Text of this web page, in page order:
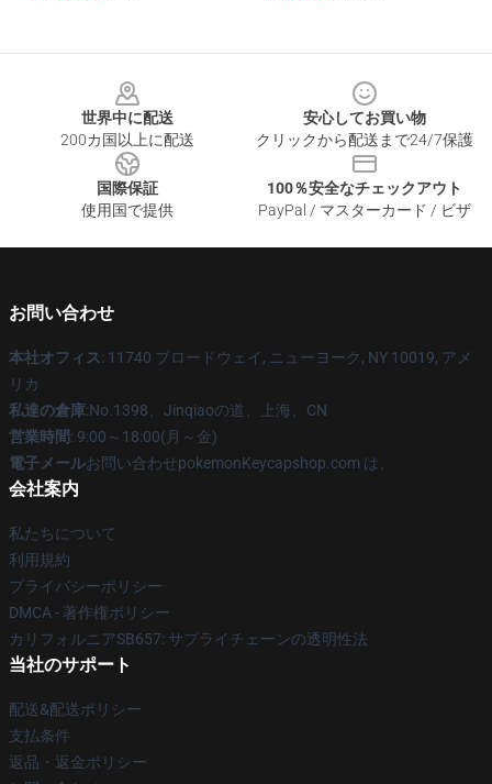
世界中に配送
200カ国以上に配送
安心してお買い物
クリックから配送まで24/7保護
国際保証
使用国で提供
100％安全なチェックアウト
PayPal / マスターカード / ビザ
お問い合わせ
本社オフィス: 11740 ブロードウェイ, ニューヨーク, NY 10019, アメ
リカ
私達の倉庫:No.1398、Jinqiaoの道、上海、CN
営業時間: 9:00～18:00(月～金)
電子メールお問い合わせpokemonKeycapshop.com は、
会社案内
私たちについて
利用規約
プライバシーポリシー
DMCA - 著作権ポリシー
カリフォルニアSB657: サプライチェーンの透明性法
当社のサポート
配送&配送ポリシー
支払条件
返品・返金ポリシー